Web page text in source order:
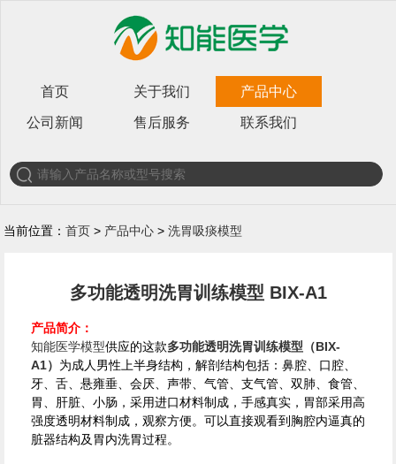
首页 关于我们 产品中心
公司新闻 售后服务 联系我们
当前位置：首页 > 产品中心 >洗胃吸痰模型
多功能透明洗胃训练模型 BIX-A1
产品简介：
知能医学模型供应的这款多功能透明洗胃训练模型（BIX-
A1） 为成人男性上半身结构，解剖结构包括：鼻腔、口腔、
牙、舌、悬雍垂、会厌、声带、气管、支气管、双肺、食管、
胃、肝脏、小肠，采用进口材料制成，手感真实，胃部采用高
强度透明材料制成，观察方便。可以直接观看到胸腔内逼真的
脏器结构及胃内洗胃过程。